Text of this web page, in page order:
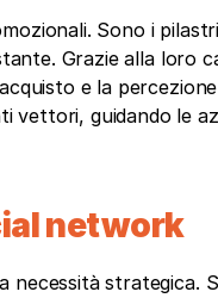
Sono i
Grazie alla loro
e la
vettori, guidando le
network
necessità strategica.